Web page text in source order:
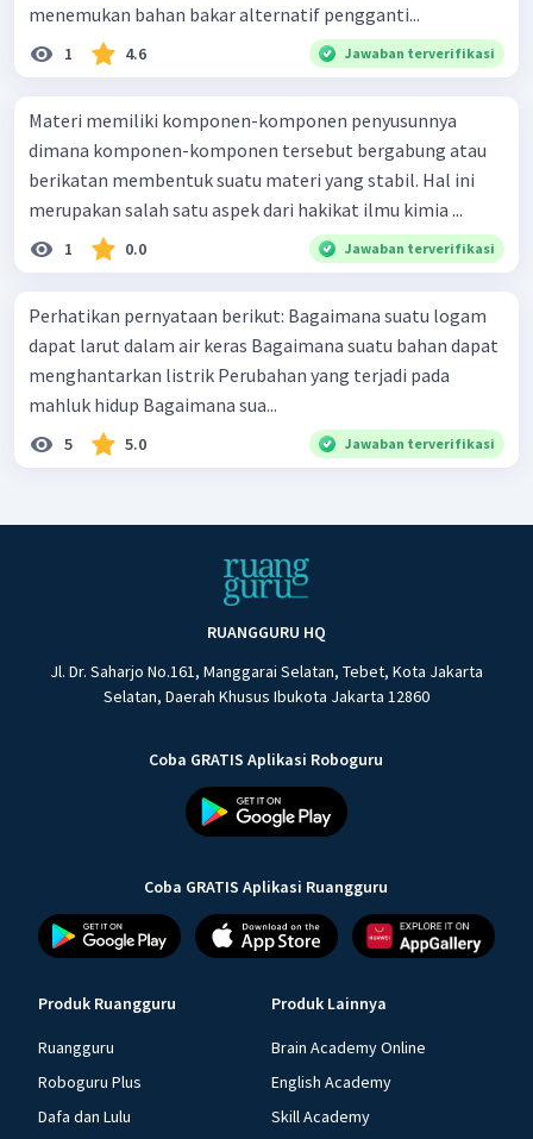
menemukan bahan bakar alternatif pengganti...
1 4.6 Jawaban terverifikasi
Materi memiliki komponen-komponen penyusunnya
dimana komponen-komponen tersebut bergabung atau
berikatan membentuk suatu materi yang stabil. Hal ini
merupakan salah satu aspek dari hakikat ilmu kimia ...
1 0.0 Jawaban terverifikasi
Perhatikan pernyataan berikut: Bagaimana suatu logam
dapat larut dalam air keras Bagaimana suatu bahan dapat
menghantarkan listrik Perubahan yang terjadi pada
mahluk hidup Bagaimana sua...
5 5.0 Jawaban terverifikasi
RUANGGURU HQ
Jl. Dr. Saharjo No.161, Manggarai Selatan, Tebet, Kota Jakarta
Selatan, Daerah Khusus Ibukota Jakarta 12860
Coba GRATIS Aplikasi Roboguru
Coba GRATIS Aplikasi Ruangguru
Produk Ruangguru
Ruangguru
Roboguru Plus
Dafa dan Lulu
Produk Lainnya
Brain Academy Online
English Academy
Skill Academy